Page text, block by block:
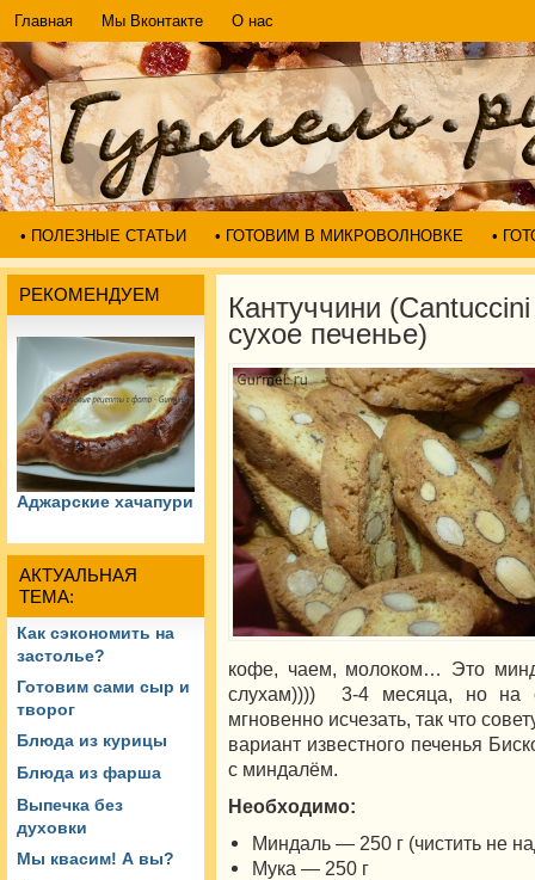
Главная Мы Вконтакте О нас
• ПОЛЕЗНЫЕ СТАТЬИ • ГОТОВИМ В МИКРОВОЛНОВКЕ •
РЕКОМЕНДУЕМ
Аджарские хачапури
АКТУАЛЬНАЯ
ТЕМА:
Как сэкономить на
застолье?
Готовим сами сыр и
творог
Блюда из курицы
Блюда из фарша
Выпечка без
духовки
Мы квасим! А вы?
Кантуччини
сухое печенье)
кофе, чаем, молоком… Это
слухам)))) 3-4 месяца, но на
мгновенно исчезать, так что
вариант известного печенья
с миндалём.
Необходимо:
Миндаль — 250 г (чистить не
Мука — 250 г